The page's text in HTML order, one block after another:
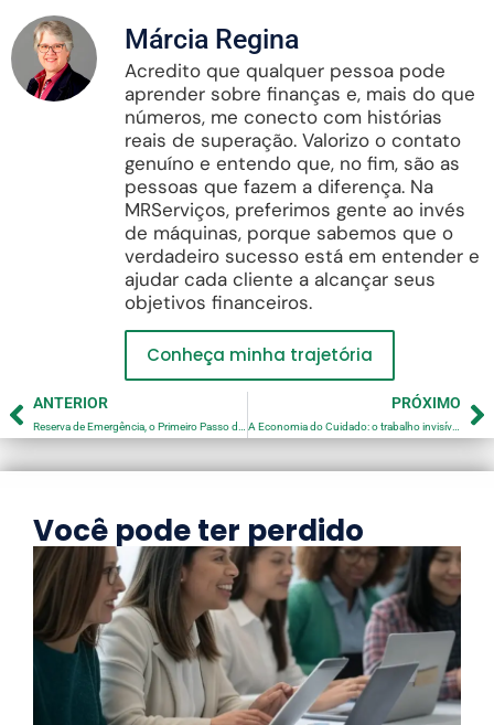
Márcia Regina
Acredito que qualquer pessoa pode
aprender sobre finanças e, mais do que
números, me conecto com histórias
reais de superação. Valorizo o contato
genuíno e entendo que, no fim, são as
pessoas que fazem a diferença. Na
MRServiços, preferimos gente ao invés
de máquinas, porque sabemos que o
verdadeiro sucesso está em entender e
ajudar cada cliente a alcançar seus
objetivos financeiros.
Conheça minha trajetória
ANTERIOR PRÓXIMO
A Economia do Cuidado: o trabalho invisível que move o mundo
Você pode ter perdido